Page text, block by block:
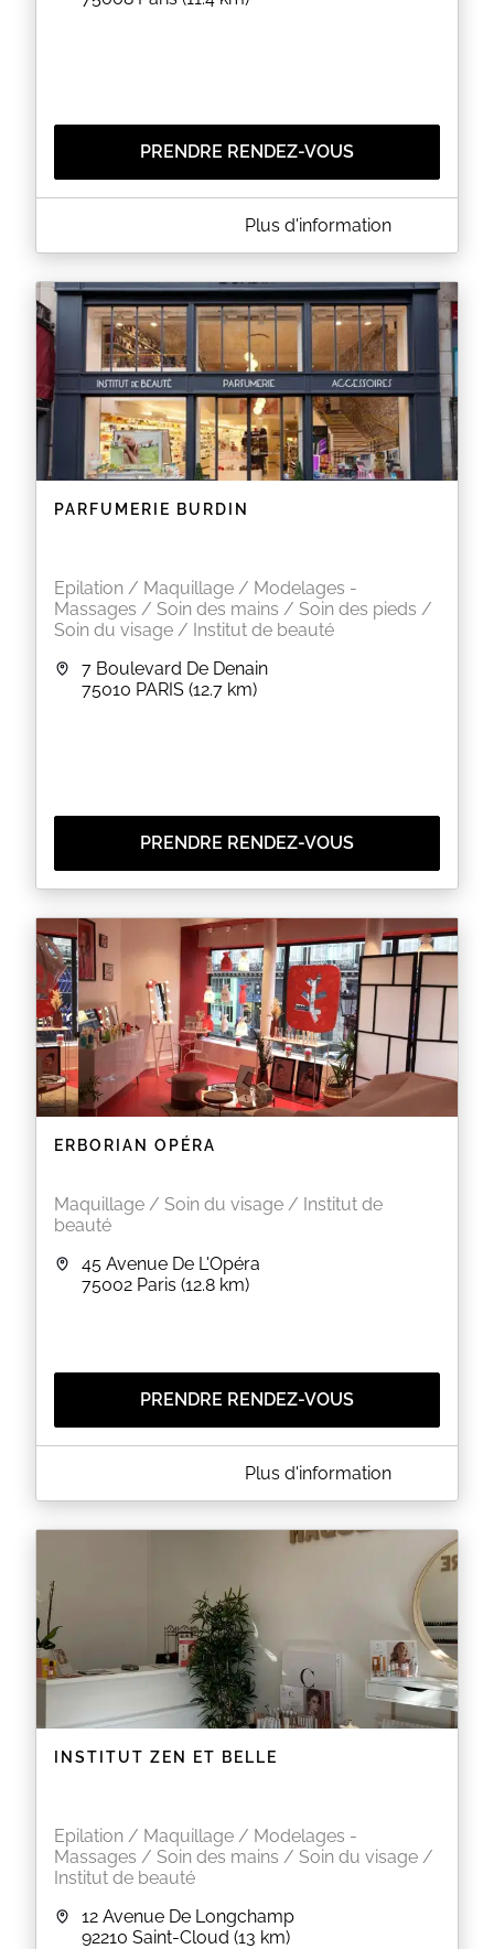
PRENDRE RENDEZ-VOUS
La beauté pour le regard, l'élégance de l'âme pour
☎ 0145631661
RDV en ligne:
https://www.rdv360.com/nn-beauty-
Mail:nnbeautyparis@gmail.com
Instagram:nn_beauty75
Snapchat:
nnbeautyparis
EN SAVOIR PLUS
Plus d'information
PARFUMERIE BURDIN
Epilation / Maquillage / Modelages -
Massages / Soin des mains / Soin des pieds /
Soin du visage / Institut de beauté
7 Boulevard De Denain
75010 PARIS (12.7 km)
PRENDRE RENDEZ-VOUS
ERBORIAN OPÉRA
Maquillage / Soin du visage / Institut de
beauté
45 Avenue De L'Opéra
75002 Paris (12.8 km)
PRENDRE RENDEZ-VOUS
A PROPOS DE ERBORIAN OPÉRA
Votre soin est remboursé en produits !
Soin de 60min = 60€ de produits offerts.
EN SAVOIR PLUS
Plus d'information
INSTITUT ZEN ET BELLE
Epilation / Maquillage / Modelages -
Massages / Soin des mains / Soin du visage /
Institut de beauté
12 Avenue De Longchamp
92210 Saint-Cloud (13 km)